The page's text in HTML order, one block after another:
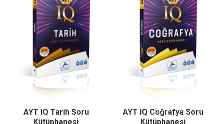
AYT IQ Tarih Soru
Kütüphanesi
AYT IQ Coğrafya Soru
Kütüphanesi